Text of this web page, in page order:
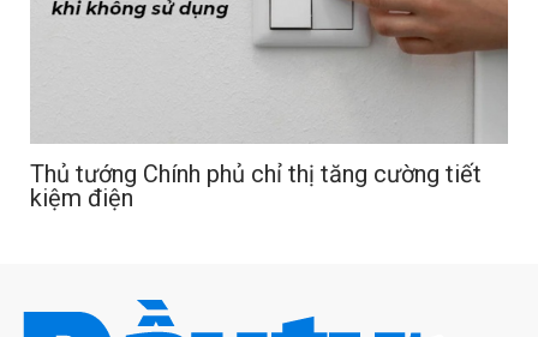
Thủ tướng Chính phủ chỉ thị tăng cường tiết
kiệm điện